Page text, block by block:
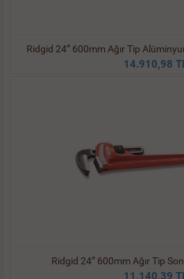
Ridgid 24” 600mm Ağır Tip
14.910,98
Ridgid 24” 600mm Ağır Tip
11.140,39